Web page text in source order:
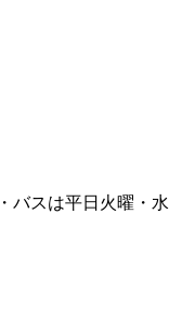
バスは平日火曜・水